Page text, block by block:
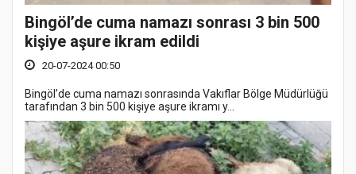
Bingöl’de cuma namazı sonrası 3 bin 500
kişiye aşure ikram edildi
20-07-2024 00:50
Bingöl’de cuma namazı sonrasında Vakıflar Bölge Müdürlüğü
tarafından 3 bin 500 kişiye aşure ikramı y...